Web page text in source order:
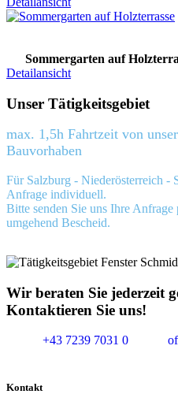
Sommergarten auf
Detailansicht
Unser Tätigkeitsgebiet
max. 1,5h Fahrtzeit von
Bauvorhaben
Für Salzburg - Niederösterreich -
Anfrage individuell.
Bitte senden Sie uns Ihre Anfrage
umgehend Bescheid.
Wir beraten Sie jederzeit
Kontaktieren Sie uns!
+43 7239 7031 0
Kontakt